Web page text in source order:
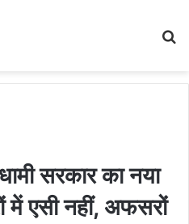
सरकार का नया
में एसी नहीं, अफसरों